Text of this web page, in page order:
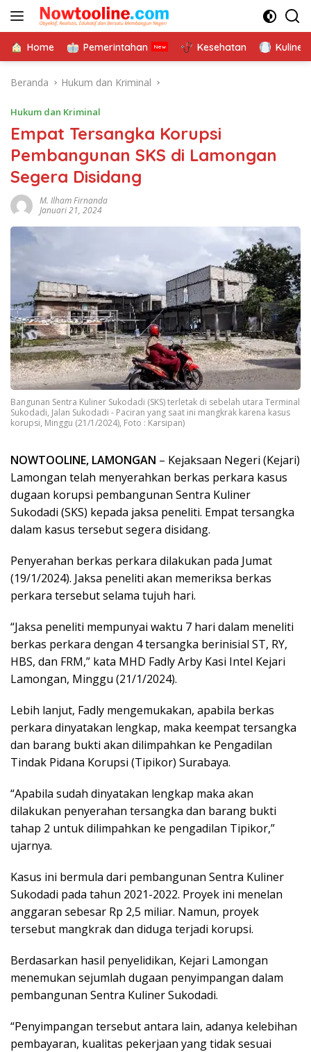
Langsung
Home Pemerintahan Kesehatan Kuliner
Beranda Hukum dan Kriminal
Hukum dan Kriminal
Empat Tersangka Korupsi
Pembangunan SKS di Lamongan
Segera Disidang
M. Ilham Firnanda
Januari 21, 2024
Bangunan Sentra Kuliner Sukodadi (SKS) terletak di sebelah utara Terminal
Sukodadi, Jalan Sukodadi - Paciran yang saat ini mangkrak karena kasus
korupsi, Minggu (21/1/2024), Foto : Karsipan)
NOWTOOLINE, LAMONGAN – Kejaksaan Negeri (Kejari)
Lamongan telah menyerahkan berkas perkara kasus
dugaan korupsi pembangunan Sentra Kuliner
Sukodadi (SKS) kepada jaksa peneliti. Empat tersangka
dalam kasus tersebut segera disidang.
Penyerahan berkas perkara dilakukan pada Jumat
(19/1/2024). Jaksa peneliti akan memeriksa berkas
perkara tersebut selama tujuh hari.
“Jaksa peneliti mempunyai waktu 7 hari dalam meneliti
berkas perkara dengan 4 tersangka berinisial ST, RY,
HBS, dan FRM,” kata MHD Fadly Arby Kasi Intel Kejari
Lamongan, Minggu (21/1/2024).
Lebih lanjut, Fadly mengemukakan, apabila berkas
perkara dinyatakan lengkap, maka keempat tersangka
dan barang bukti akan dilimpahkan ke Pengadilan
Tindak Pidana Korupsi (Tipikor) Surabaya.
“Apabila sudah dinyatakan lengkap maka akan
dilakukan penyerahan tersangka dan barang bukti
tahap 2 untuk dilimpahkan ke pengadilan Tipikor,”
ujarnya.
Kasus ini bermula dari pembangunan Sentra Kuliner
Sukodadi pada tahun 2021-2022. Proyek ini menelan
anggaran sebesar Rp 2,5 miliar. Namun, proyek
tersebut mangkrak dan diduga terjadi korupsi.
Berdasarkan hasil penyelidikan, Kejari Lamongan
menemukan sejumlah dugaan penyimpangan dalam
pembangunan Sentra Kuliner Sukodadi.
“Penyimpangan tersebut antara lain, adanya kelebihan
pembayaran, kualitas pekerjaan yang tidak sesuai